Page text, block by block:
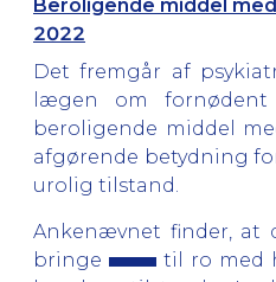
Beroligende middel
2022
Det fremgår af
lægen om
beroligende middel
afgørende betydning
urolig tilstand.
Ankenævnet finder, at
bringe
til ro med